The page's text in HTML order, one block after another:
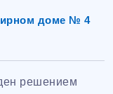
доме № 4
решением